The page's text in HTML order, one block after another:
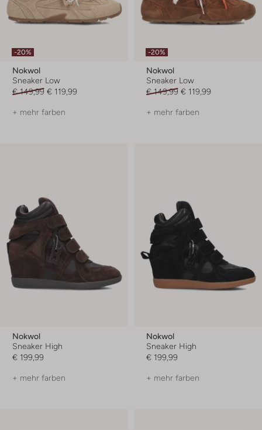
-20%
Nokwol
Sneaker Low
€ 149,99 € 119,99
+ mehr farben
-20%
Nokwol
Sneaker Low
€ 149,99 € 119,99
+ mehr farben
Nokwol
Sneaker High
€ 199,99
+ mehr farben
Nokwol
Sneaker High
€ 199,99
+ mehr farben